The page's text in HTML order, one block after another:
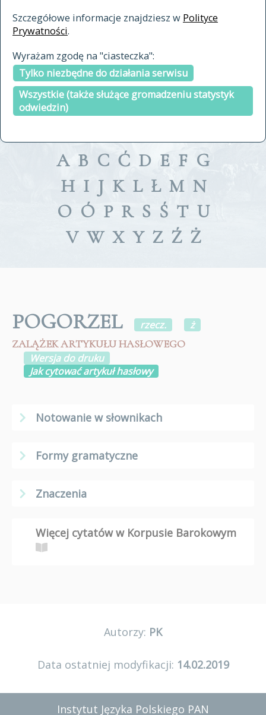
Szczegółowe informacje znajdziesz w Polityce
Prywatności.
Wyrażam zgodę na "ciasteczka":
Tylko niezbędne do działania serwisu
Wszystkie (także służące gromadzeniu statystyk
odwiedzin)
indeksie
a fronte
a tergo
A B C Ć D E F G
H I J K L Ł M N
O Ó P R S Ś T U
V W X Y Z Ź Ż
POGORZEL rzecz.
ż
ZALĄŻEK ARTYKUŁU HASŁOWEGO
Wersja do druku
Jak cytować artykuł hasłowy
Notowanie w słownikach
Formy gramatyczne
Znaczenia
Więcej cytatów w Korpusie Barokowym
Autorzy: PK
Data ostatniej modyfikacji: 14.02.2019
Instytut Języka Polskiego PAN